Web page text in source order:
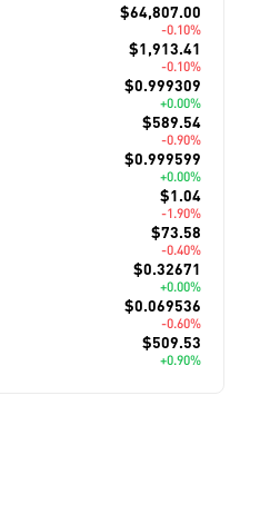
$64,807.00
-0.10%
$1,913.41
-0.10%
$0.999309
+0.00%
$589.54
-0.90%
$0.999599
+0.00%
$1.04
-1.90%
$73.58
-0.40%
$0.32671
+0.00%
$0.069536
-0.60%
$509.53
+0.90%